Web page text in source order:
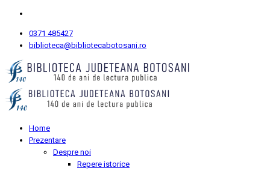
0371 485427
biblioteca@bibliotecabotosani.ro
Home
Prezentare
Despre noi
Repere istorice